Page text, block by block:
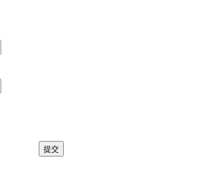
提交